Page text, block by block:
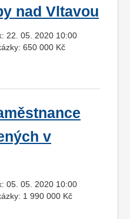
nad Vltavou
22. 05. 2020 10:00
650 000 Kč
v
05. 05. 2020 10:00
1 990 000 Kč